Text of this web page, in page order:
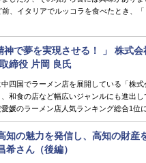
、イタリアでルッコラを食べたとき、「
神で夢を実現させる！ 」 株式会
締役 片岡 良氏
四国でラーメン店を展開している「株
和食の店など幅広いジャンルにも進出
媛のラーメン店人気ランキング総合1位
知の魅力を発信し、高知の財産
希さん（後編）